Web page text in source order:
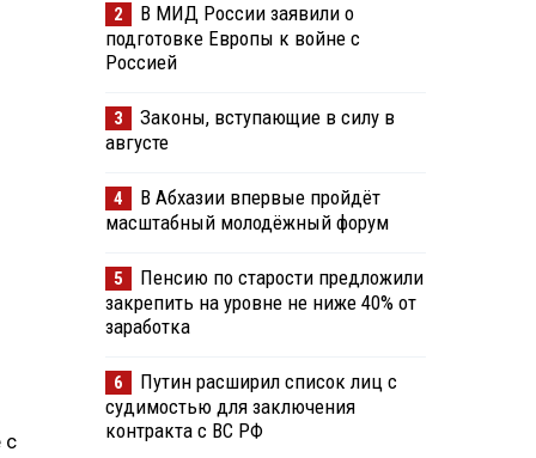
с
2
В МИД России заявили о
подготовке Европы к войне с
Россией
3
Законы, вступающие в силу в
августе
4
В Абхазии впервые пройдёт
масштабный молодёжный форум
5
Пенсию по старости предложили
закрепить на уровне не ниже 40% от
заработка
6
Путин расширил список лиц с
судимостью для заключения
контракта с ВС РФ